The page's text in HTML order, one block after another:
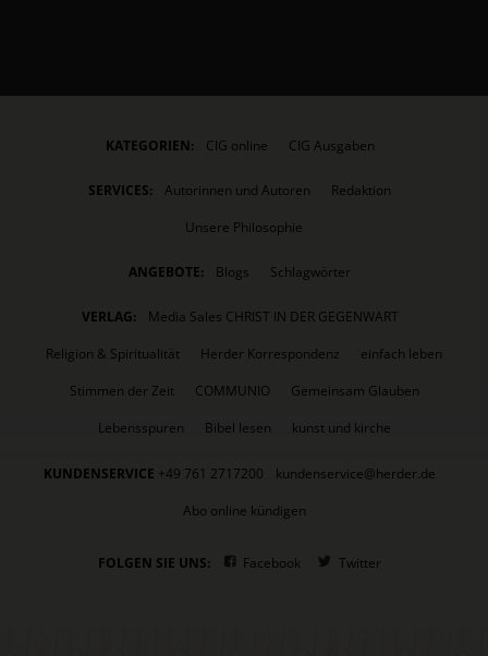
KATEGORIEN: CIG online CIG Ausgaben
SERVICES: Autorinnen und Autoren
Redaktion
Unsere Philosophie
ANGEBOTE: Blogs Schlagwörter
VERLAG:
Media Sales CHRIST IN DER GEGENWART
Religion & Spiritualität
Herder Korrespondenz
einfach leben
Stimmen der Zeit
COMMUNIO
Gemeinsam Glauben
Lebensspuren
Bibel lesen kunst und kirche
KUNDENSERVICE +49 761 2717200
kundenservice@herder.de
Abo online kündigen
FOLGEN SIE UNS: Facebook Twitter